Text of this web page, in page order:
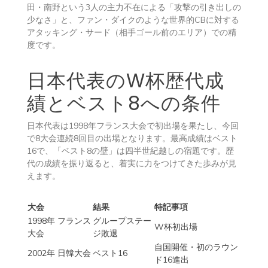
田・南野という3人の主力不在による「攻撃の引き出しの
少なさ」と、ファン・ダイクのような世界的CBに対する
アタッキング・サード（相手ゴール前のエリア）での精
度です。
日本代表のW杯歴代成
績とベスト8への条件
日本代表は1998年フランス大会で初出場を果たし、今回
で8大会連続8回目の出場となります。最高成績はベスト
16で、「ベスト8の壁」は四半世紀越しの宿題です。歴
代の成績を振り返ると、着実に力をつけてきた歩みが見
えます。
大会 結果
特記事項
1998年 フランス
大会
グループステー
ジ敗退
W杯初出場
2002年 日韓大会 ベスト16
自国開催・初のラウン
ド16進出